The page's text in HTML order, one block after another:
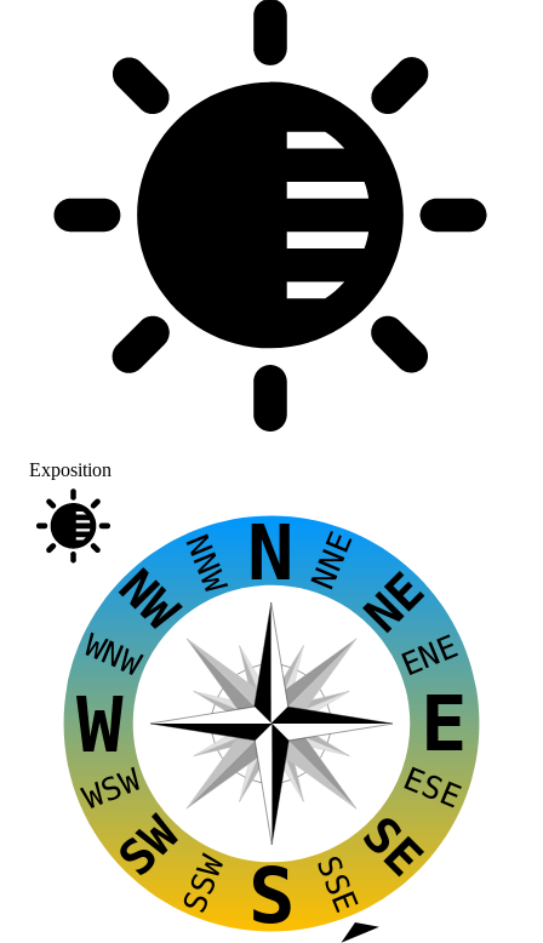
Exposition
E
W
S
N
NW NE
SE
SW
NNE
ENE
ESE
SSE
SSW
WSW
WNW
NNW